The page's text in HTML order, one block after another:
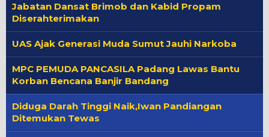
Jabatan Dansat Brimob dan Kabid Propam
Diserahterimakan
UAS Ajak Generasi Muda Sumut Jauhi Narkoba
MPC PEMUDA PANCASILA Padang Lawas Bantu
Korban Bencana Banjir Bandang
Diduga Darah Tinggi Naik,Iwan Pandiangan
Ditemukan Tewas